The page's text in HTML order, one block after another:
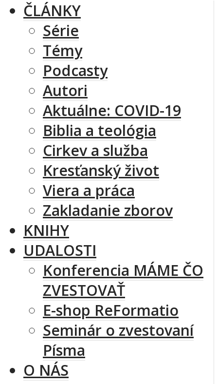
ČLÁNKY
Série
Témy
Podcasty
Autori
Aktuálne: COVID-19
Biblia a teológia
Cirkev a služba
Kresťanský život
Viera a práca
Zakladanie zborov
KNIHY
UDALOSTI
Konferencia MÁME ČO
ZVESTOVAŤ
E-shop ReFormatio
Seminár o zvestovaní
Písma
O NÁS